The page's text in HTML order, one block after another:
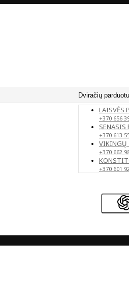
Dviračių
LAISVĖS
+370 656
SENASIS
+370 613
VIKINGŲ
+370 662
+370 601